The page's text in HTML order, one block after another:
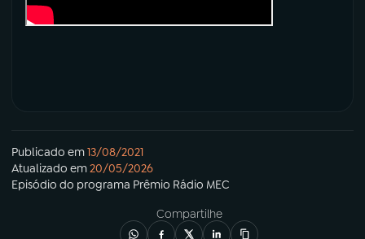
Publicado em13/08/2021
Atualizado em20/05/2026
Episódio do programa Prêmio Rádio MEC
Compartilhe